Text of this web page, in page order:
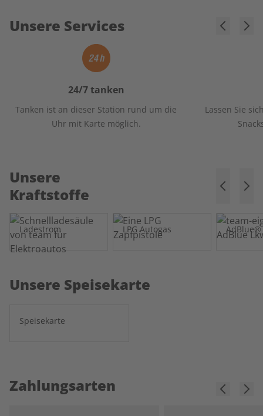
Unsere Services
24/7 tanken
Tanken ist an dieser Station rund um die
Uhr mit Karte möglich.
Lassen Sie
Unsere
Kraftstoffe
Ladestrom LPG Autogas AdBlue®
Unsere Speisekarte
Speisekarte
Zahlungsarten